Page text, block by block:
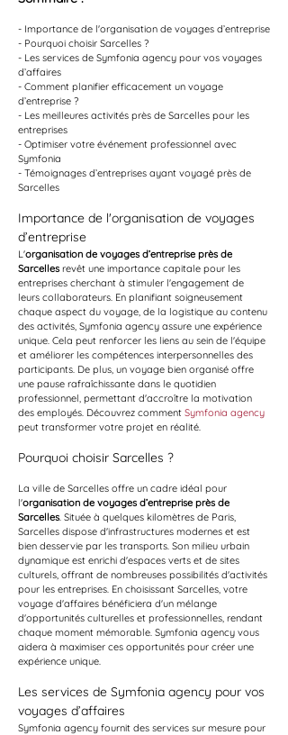
- Importance de l'organisation de voyages d’entreprise
- Pourquoi choisir Sarcelles ?
- Les services de Symfonia agency pour vos voyages
d’affaires
- Comment planifier efficacement un voyage
d’entreprise ?
- Les meilleures activités près de Sarcelles pour les
entreprises
- Optimiser votre événement professionnel avec
Symfonia
- Témoignages d’entreprises ayant voyagé près de
Sarcelles
Importance de l'organisation de voyages
d’entreprise
L'organisation de voyages d’entreprise près de
Sarcelles revêt une importance capitale pour les
entreprises cherchant à stimuler l'engagement de
leurs collaborateurs. En planifiant soigneusement
chaque aspect du voyage, de la logistique au contenu
des activités, Symfonia agency assure une expérience
unique. Cela peut renforcer les liens au sein de l'équipe
et améliorer les compétences interpersonnelles des
participants. De plus, un voyage bien organisé offre
une pause rafraîchissante dans le quotidien
professionnel, permettant d'accroître la motivation
des employés. Découvrez comment Symfonia agency
peut transformer votre projet en réalité.
Pourquoi choisir Sarcelles ?
La ville de Sarcelles offre un cadre idéal pour
l'organisation de voyages d’entreprise près de
Sarcelles. Située à quelques kilomètres de Paris,
Sarcelles dispose d'infrastructures modernes et est
bien desservie par les transports. Son milieu urbain
dynamique est enrichi d'espaces verts et de sites
culturels, offrant de nombreuses possibilités d'activités
pour les entreprises. En choisissant Sarcelles, votre
voyage d'affaires bénéficiera d'un mélange
d'opportunités culturelles et professionnelles, rendant
chaque moment mémorable. Symfonia agency vous
aidera à maximiser ces opportunités pour créer une
expérience unique.
Les services de Symfonia agency pour vos
voyages d’affaires
Symfonia agency fournit des services sur mesure pour